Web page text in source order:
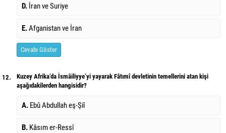
D. İran ve Suriye
E.Afganistan ve İran
Cevabı Göster
12.
Kuzey Afrika’da İsmâiliyye’yi yayarak Fâtımî devletinin temellerini atan kişi
aşağıdakilerden hangisidir?
A. Ebû Abdullah eş-Şiî
B. Kâsım er-Ressî